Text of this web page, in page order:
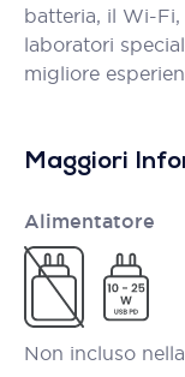
batteria, il Wi-
laboratori
migliore
Maggiori
Alimentatore
Non incluso